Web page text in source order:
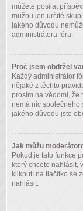
můžete posílat
můžou jen určité
jakého důvodu
administrátora fóra.
Proč jsem obdržel
Každý administrátor
nějaké z těchto
prosím na vědomí, že
nemá nic společného
jakého důvodu jste
Jak můžu
Pokud je tato funkce
který chcete nahlásit,
kliknutí na tlačítko se
nahlásit.